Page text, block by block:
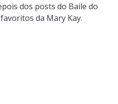
dos posts do Baile do
da Mary Kay.